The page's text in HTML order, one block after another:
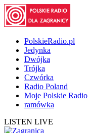
PolskieRadio.pl
Jedynka
Dwójka
Trójka
Czwórka
Radio Poland
Moje Polskie Radio
ramówka
LISTEN LIVE